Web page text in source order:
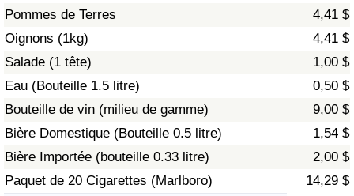
Pommes de Terres
4,41 $
Oignons (1kg)
4,41 $
Salade (1 tête)
1,00 $
Eau (Bouteille 1.5 litre)
0,50 $
Bouteille de vin (milieu de gamme)
9,00 $
Bière Domestique (Bouteille 0.5 litre)
1,54 $
Bière Importée (bouteille 0.33 litre)
2,00 $
Paquet de 20 Cigarettes (Marlboro)
14,29 $
Indice de Pollution par Pays
Trafic
Indice de Trafic
Indice de Trafic (Actuel)
Indice de Trafic par Pays